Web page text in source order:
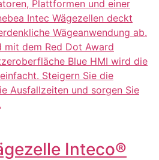
Plattformen und einer
Intec Wägezellen deckt
Wägeanwendung ab.
mit dem Red Dot Award
Blue HMI wird die
Steigern Sie die
Ausfallzeiten und sorgen Sie
Inteco®